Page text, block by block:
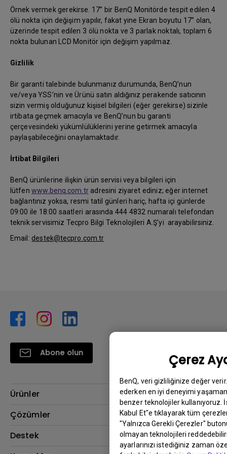
Çerez
BenQ, veri gizliliğinize değer
ederken en iyi deneyimi
benzer teknolojiler kullanıyoruz.
Kabul Et"e tıklayarak tüm
"Yalnızca Gerekli Çerezler"
olmayan teknolojileri
ayarlarınızı istediğiniz zaman
Örnek vermek gerekirse. 17” bir BenQ Monitörde tespit edilen 4
ölü nokta için değişim yapılır, fakat yine Ekran boyutu 17” olan,
üzerinde tespit edilen 3 ölü nokta ve 3 parlak noktalı, toplam 6
nokta bulunan LCD Monitör için değişim yapılmaz.
Gizlilik
Bir garanti talebinde bulunmanız durumunda, BenQ’nun
ve/veya YSS’nin ve Ürünü satın aldığınız perakende satıcının
sizin vermiş olduğunuz kişisel bilgileri (eğer gerekirse) sizinle
irtibata geçmek amacıyla ve BenQ’nun bu garanti
çerçevesindeki yükümlülüklerini yerine getirmek amacıyla
paylaşabileceğini onaylamaktadır.
İrtibat Bilgileri
BenQ ürünlerine ilişkin ürün servisi veya bilgileri için
lütfenwww.benq.com.tradresini ziyaret ediniz; eğer internet
bağlantınız yoksa, resmi tatil günleri hariç, hafta içi günlerde
09:00 ile 18:00 saatleri arasında 444 4832 numaralı telefondan
teknik servisimiz Tecpro Bilgi Teknolojileri A.Ş'yi arayabilirsiniz.
Email: destek@tecpro.com.tr
Abone olun
Ürünler
Projektör
Çözümler
BenQ AQCOLOR Elçisi
Destek